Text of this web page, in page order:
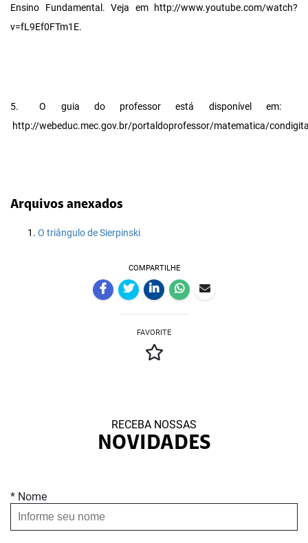
Ensino Fundamental. Veja em http://www.youtube.com/watch?
v=fL9Ef0FTm1E.
5.
O guia do professor está disponível em:
http://webeduc.mec.gov.br/portaldoprofessor/matematica/
Arquivos anexados
O triângulo de Sierpinski
COMPARTILHE
FAVORITE
RECEBA NOSSAS
NOVIDADES
* Nome